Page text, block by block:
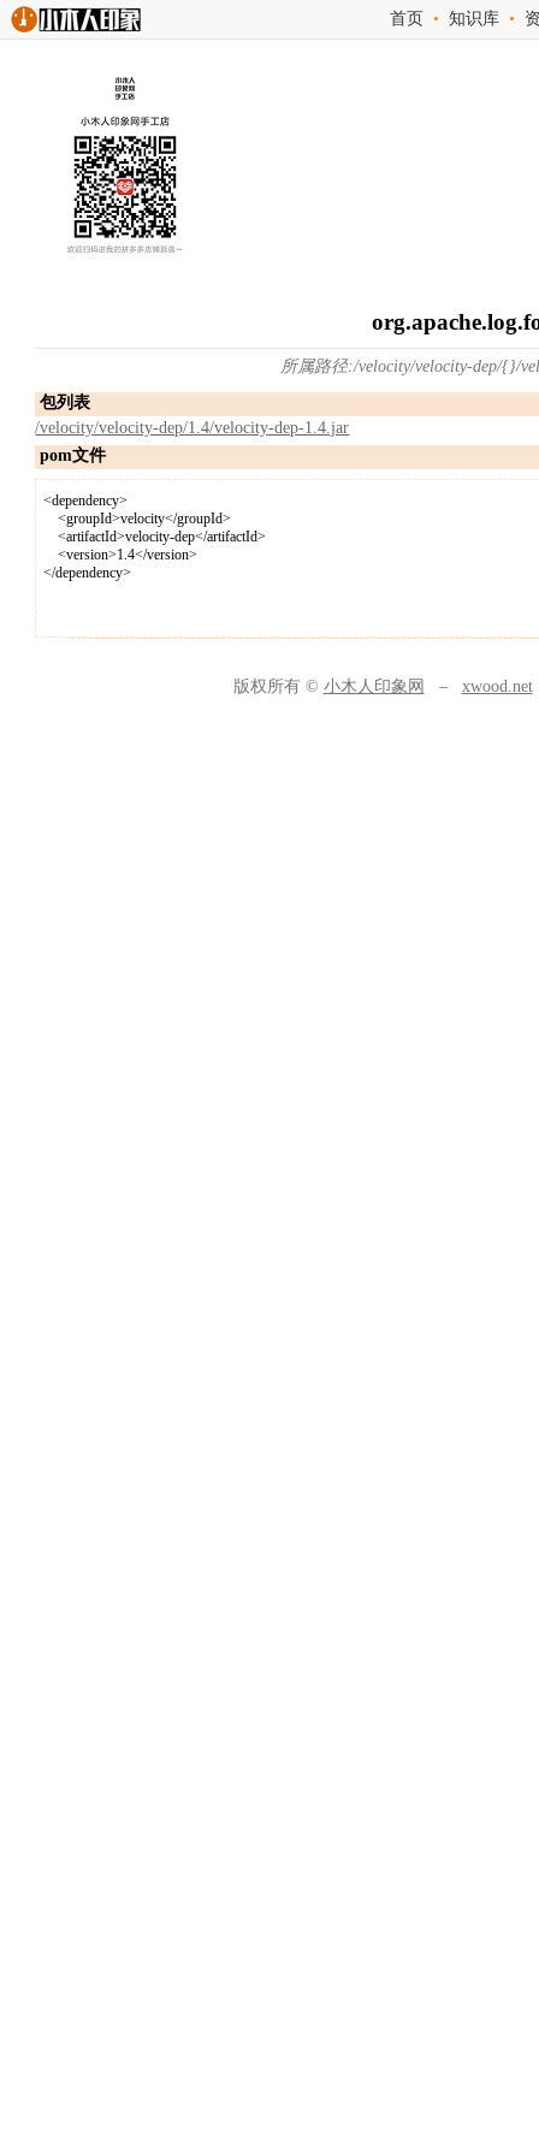
首页 •知识库 •
所属路径:/velocity/velocity-dep/{}/
包列表
/velocity/velocity-dep/1.4/velocity-dep-1.4.jar
pom文件
<dependency>
<groupId>velocity</groupId>
<artifactId>velocity-dep</artifactId>
<version>1.4</version>
</dependency>
版权所有 © 小木人印象网 – xwood.net